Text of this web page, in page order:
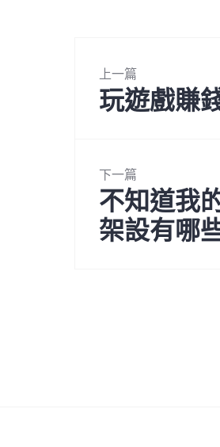
章
覽
上一篇
下
文
章:
玩遊戲賺
下一篇
下
一
篇
不知道我
架設有哪